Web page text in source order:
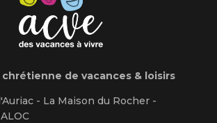
de vacances & loisirs
- La Maison du Rocher -